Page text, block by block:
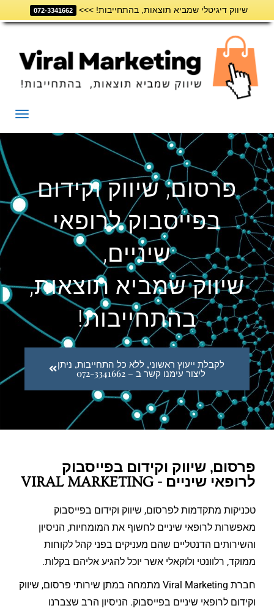
שיווק דיגיטלי שמביא תוצאות, בהתחייבות! >>> 072-3341662
לתוכן
פרסום, שיווק וקידום
בפייסבוק לרופאי
שיניים,
שיווק שמביא תוצאות,
בהתחייבות!
לקבלת ייעוץ ראשוני, ללא כל התחייבות, ניתן
ליצור עימנו קשר ב – 072-3341662
פרסום, שיווק וקידום בפייסבוק
לרופאי שיניים - VIRAL MARKETING
טכניקות מתקדמות לפרסום, שיווק וקידום בפייסבוק
מאפשרות לרופאי שיניים לחשוף את המומחיות, הניסיון
והשירותים הדנטליים שהם מעניקים בפני קהל לקוחות
ממוקד, רלוונטי ולוקאלי אשר יוכל להגיע אליהם בקלות.
חברת Viral Marketing מתמחה במתן שירותי פרסום, שיווק
וקידום לרופאי שיניים בפייסבוק. הניסיון הרב שצברנו